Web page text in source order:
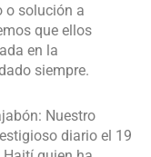
o solución a
que ellos
en la
siempre.
Nuestro
diario el 19